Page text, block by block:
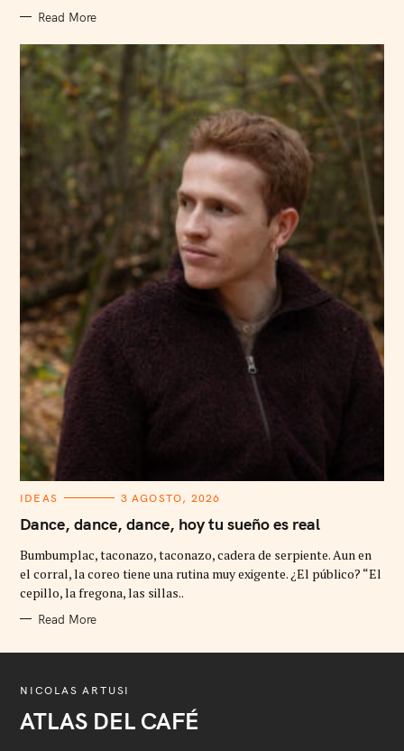
Read More
C
T
E
O
R
I
E
IDEAS 3 AGOSTO, 2026
Dance, dance, dance, hoy tu sueño es real
Bumbumplac, taconazo, taconazo, cadera de serpiente. Aun en
el corral, la coreo tiene una rutina muy exigente. ¿El público? “El
cepillo, la fregona, las sillas..
Read More
NICOLAS ARTUSI
ATLAS DEL CAFÉ